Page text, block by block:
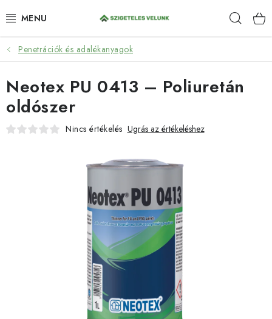
tartalomhoz
HIDROIZOLÁCIÓ
FESTÉKEK ÉS BEHATOLÁSOK
PADLÓK
SZOLGÁLTATÁSOK
ÁLTALÁNOS SZERZŐDÉSI FELTÉTELEK
Penetrációk és adalékanyagok
Neotex PU 0413 – Poliuretán
oldószer
Nincs értékelés Ugrás az értékeléshez